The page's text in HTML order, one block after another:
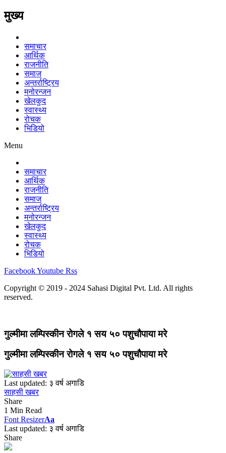
मुख्य
समाचार
आर्थिक
राजनीति
समाज
अन्तर्राष्ट्रिय
मनोरन्जन
खेलकुद
स्वास्थ्य
रोचक
भिडियो
Menu
समाचार
आर्थिक
राजनीति
समाज
अन्तर्राष्ट्रिय
मनोरन्जन
खेलकुद
स्वास्थ्य
रोचक
भिडियो
FacebookYoutube Rss
Copyright © 2019 - 2024 Sahasi Digital Pvt. Ltd. All rights
reserved.
गुल्मीमा लम्पिस्कीन रोगले १ सय ५० पशुचौपाया मरे
गुल्मीमा लम्पिस्कीन रोगले १ सय ५० पशुचौपाया मरे
Last updated: ३ वर्ष अगाडि
साहसी खबर
Share
1 Min Read
Font ResizerAa
Last updated: ३ वर्ष अगाडि
Share